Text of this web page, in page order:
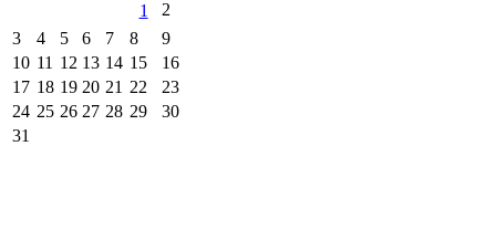
1
2
3
4 5 6 7 8
9
10 11 12 13 14 15
16
17 18 19 20 21 22
23
24 25 26 27 28 29
30
31